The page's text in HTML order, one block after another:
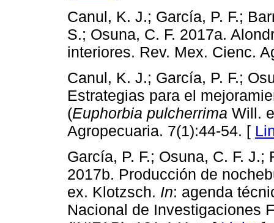
Canul, K. J.; García, P. F.;
S.; Osuna, C. F. 2017a.
interiores. Rev. Mex. Cienc.
Canul, K. J.; García, P. F.;
Estrategias para el
(Euphorbia pulcherrima Will.
Agropecuaria. 7(1):44-54. [
García, P. F.; Osuna, C. F.
2017b. Producción de
ex. Klotzsch. In: agenda
Nacional de Investigaciones